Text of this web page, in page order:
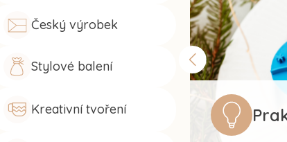
Český výrobek
Stylové balení
Kreativní tvoření